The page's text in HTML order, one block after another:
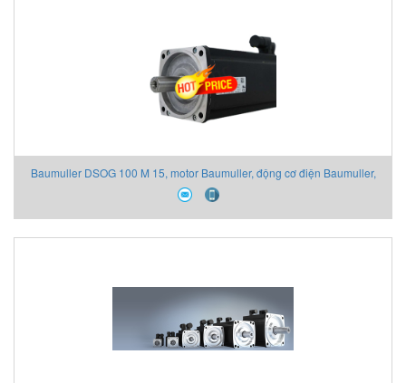
Baumuller DSOG 100 M 15, motor Baumuller, động cơ điện Baumuller,
đại lý Baumuller vietnam